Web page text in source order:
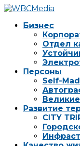
Бизнес
Отдел
Персоны
Self-
Развитие
CITY